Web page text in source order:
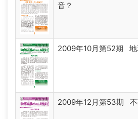
音？
2009年10月第52期 地
2009年12月第53期 不